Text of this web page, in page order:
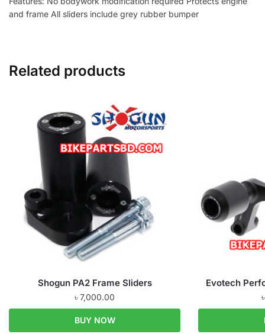
and frame All sliders include grey rubber bumper
Related products
Shogun PA2 Frame Sliders
৳ 7,000.00
BUY NOW
Evotech